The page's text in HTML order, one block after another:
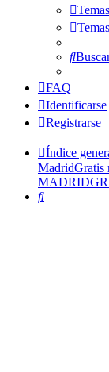
FAQ
Identificarse
Registrarse
Índice
Buscar